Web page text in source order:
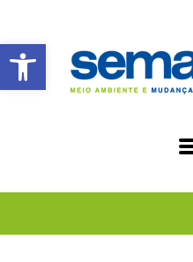
Abrir a barra de ferramentas